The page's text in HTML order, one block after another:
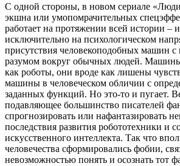
С одной стороны, в новом сериале
экшна или умопомрачительных
работает на протяжении всей истории –
исключительно на психологическом
присутствия человекоподобных машин с
разумом вокруг обычных людей. Машины
как роботы, они вроде как лишены
машины в человеческом обличии с
заданных функций. Но это-то и пугает.
подавляющее большинство писателей
спрогнозировать или нафантазировать
последствия развития робототехники и
искусственного интеллекта. Так что
человечества сформировались фобии,
невозможностью понять и осознать тот